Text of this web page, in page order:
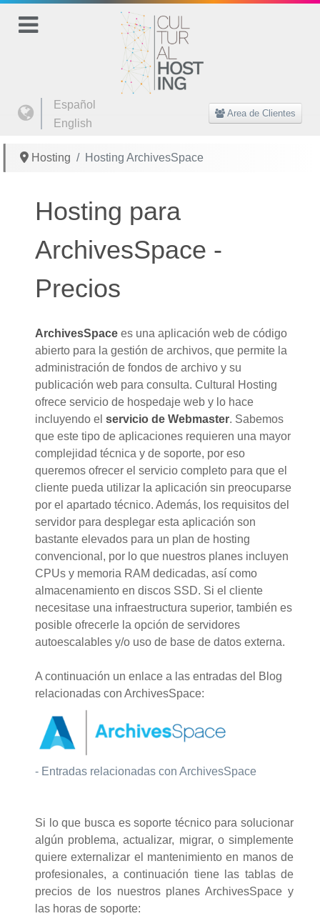
Seleccione su idioma
Español
English
Area de Clientes
Hosting Hosting ArchivesSpace
Hosting para
ArchivesSpace -
Precios
ArchivesSpace es una aplicación web de código
abierto para la gestión de archivos, que permite la
administración de fondos de archivo y su
publicación web para consulta. Cultural Hosting
ofrece servicio de hospedaje web y lo hace
incluyendo el servicio de Webmaster. Sabemos
que este tipo de aplicaciones requieren una mayor
complejidad técnica y de soporte, por eso
queremos ofrecer el servicio completo para que el
cliente pueda utilizar la aplicación sin preocuparse
por el apartado técnico. Además, los requisitos del
servidor para desplegar esta aplicación son
bastante elevados para un plan de hosting
convencional, por lo que nuestros planes incluyen
CPUs y memoria RAM dedicadas, así como
almacenamiento en discos SSD. Si el cliente
necesitase una infraestructura superior, también es
posible ofrecerle la opción de servidores
autoescalables y/o uso de base de datos externa.
A continuación un enlace a las entradas del Blog
relacionadas con ArchivesSpace:
- Entradas relacionadas con ArchivesSpace
Si lo que busca es soporte técnico para solucionar
algún problema, actualizar, migrar, o simplemente
quiere externalizar el mantenimiento en manos de
profesionales, a continuación tiene las tablas de
precios de los nuestros planes ArchivesSpace y
las horas de soporte: